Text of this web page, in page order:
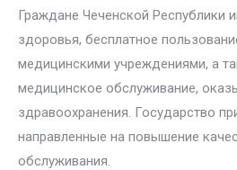
Граждане Чеченской Республики
здоровья, бесплатное
медицинскими учреждениями, а
медицинское обслуживание,
здравоохранения. Государство
направленные на повышение
обслуживания.